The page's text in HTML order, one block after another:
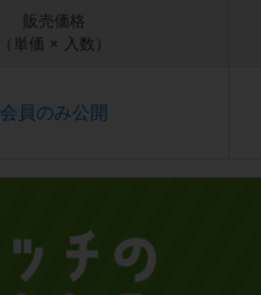
販売価格
（単価 × 入数）
会員のみ公開